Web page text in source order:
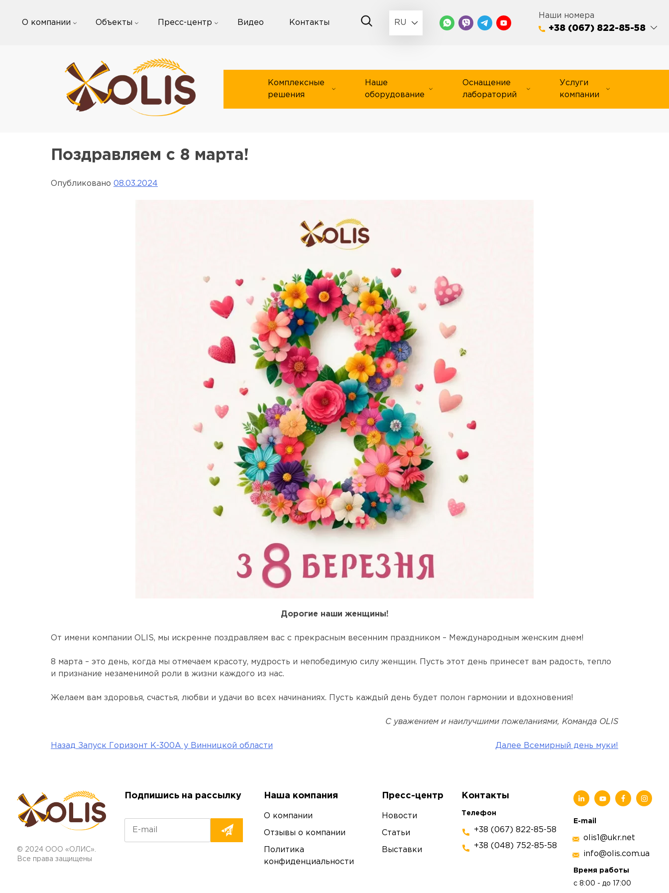
О компании Объекты Пресс-центр Видео Контакты RU
Наши номера
+38 (067) 822-85-58
Комплексные
решения
Наше
оборудование
Оснащение
лабораторий
Услуги
компании
Поздравляем с 8 марта!
Опубликовано 08.03.2024
Дорогие наши женщины!
От имени компании OLIS, мы искренне поздравляем вас с прекрасным весенним праздником – Международным женским днем!
8 марта – это день, когда мы отмечаем красоту, мудрость и непобедимую силу женщин. Пусть этот день принесет вам радость, тепло
и признание незаменимой роли в жизни каждого из нас.
Желаем вам здоровья, счастья, любви и удачи во всех начинаниях. Пусть каждый день будет полон гармонии и вдохновения!
С уважением и наилучшими пожеланиями, Команда OLIS
Навигация
Назад Запуск Горизонт К-300А у Винницкой области Далее Всемирный день муки!
© 2024 ООО «ОЛИС».
Все права защищены
Подпишись на рассылку Наша компания
О компании
Отзывы о компании
Политика
конфиденциальности
Пресс-центр
Новости
Статьи
Выставки
Контакты
Телефон
+38 (067) 822-85-58
+38 (048) 752-85-58
E-mail
olis1@ukr.net
info@olis.com.ua
Время работы
с 8:00 - до 17:00